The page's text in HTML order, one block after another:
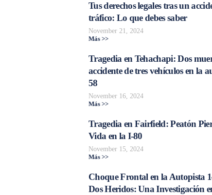
Tus derechos legales tras un
tráfico: Lo que debes saber
November 21, 2024
Más >>
Tragedia en Tehachapi: Dos
accidente de tres vehículos en la
58
November 16, 2024
Más >>
Tragedia en Fairfield: Peatón
Vida en la I-80
November 15, 2024
Más >>
Choque Frontal en la Autopista
Dos Heridos: Una Investigación